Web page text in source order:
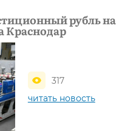
рубль на
Краснодар
317
читать новость